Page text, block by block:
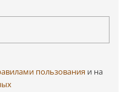
пользования и на